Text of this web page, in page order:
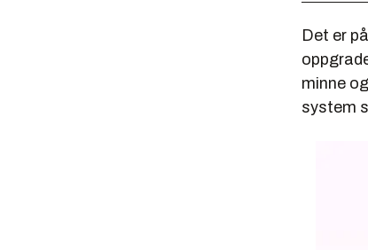
Det er
minne
system